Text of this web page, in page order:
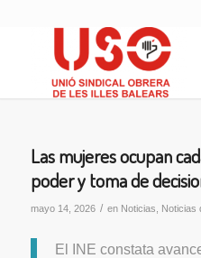
Las mujeres ocupan
poder y toma de
mayo 14, 2026 / en Noticias Noticias
El INE constata